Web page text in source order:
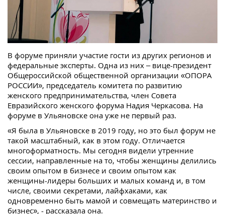
В форуме приняли участие гости из других регионов и
федеральные эксперты. Одна из них – вице-президент
Общероссийской общественной организации «ОПОРА
РОССИИ», председатель комитета по развитию
женского предпринимательства, член Совета
Евразийского женского форума Надия Черкасова. На
форуме в Ульяновске она уже не первый раз.
«Я была в Ульяновске в 2019 году, но это был форум не
такой масштабный, как в этом году. Отличается
многоформатность. Мы сегодня видели утренние
сессии, направленные на то, чтобы женщины делились
своим опытом в бизнесе и своим опытом как
женщины-лидеры больших и малых команд и, в том
числе, своими секретами, лайфхаками, как
одновременно быть мамой и совмещать материнство и
бизнес», - рассказала она.